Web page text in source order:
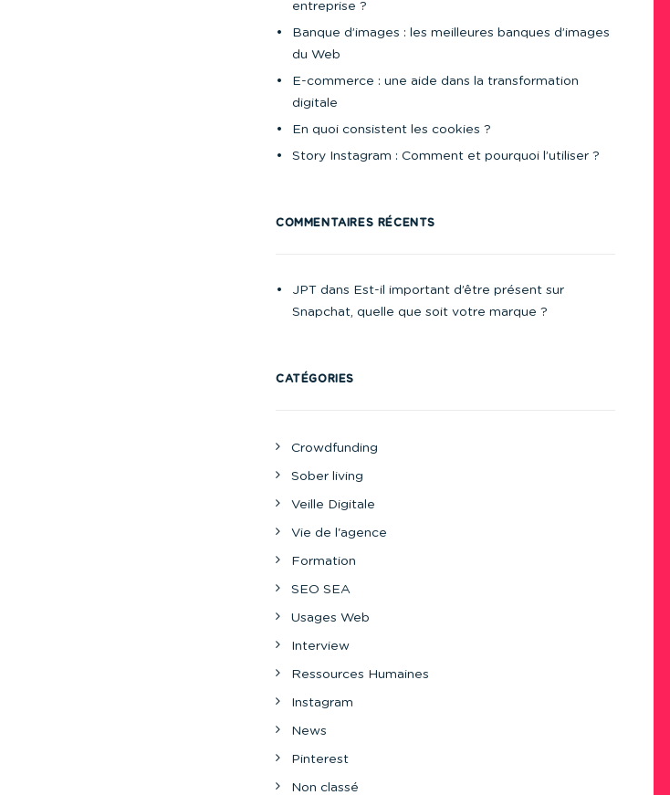
entreprise ?
Banque d’images : les meilleures banques d’images
du Web
E-commerce : une aide dans la transformation
digitale
En quoi consistent les cookies ?
Story Instagram : Comment et pourquoi l’utiliser ?
COMMENTAIRES RÉCENTS
JPT dans Est-il important d’être présent sur
Snapchat, quelle que soit votre marque ?
CATÉGORIES
Crowdfunding
Sober living
Veille Digitale
Vie de l'agence
Formation
SEO SEA
Usages Web
Interview
Ressources Humaines
Instagram
News
Pinterest
Non classé